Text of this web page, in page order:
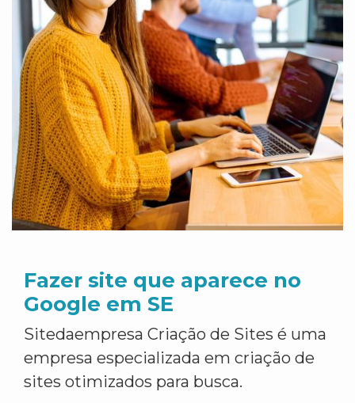
Fazer site que aparece no
Google em SE
Sitedaempresa Criação de Sites é uma
empresa especializada em criação de
sites otimizados para busca.